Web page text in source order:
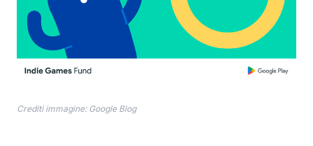
Crediti immagine: Google Blog